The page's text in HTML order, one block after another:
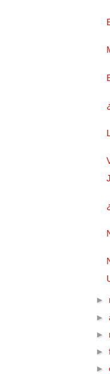
►
►
►
►
►